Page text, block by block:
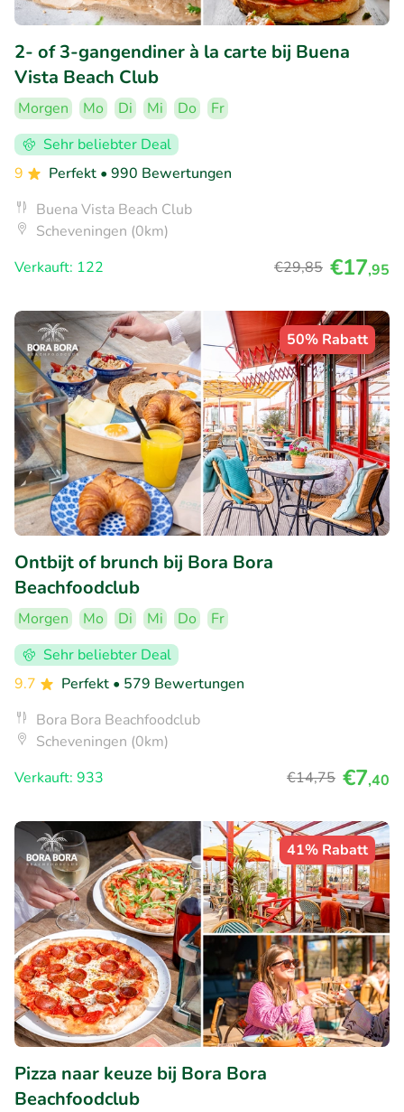
2- of 3-gangendiner à la carte bij Buena
Vista Beach Club
Morgen Mo Di Mi Do
Fr
Sehr beliebter Deal
9
Perfekt • 990 Bewertungen
Buena Vista Beach Club
Scheveningen (0km)
Verkauft: 122
€29,85 €17,95
50% Rabatt
Ontbijt of brunch bij Bora Bora
Beachfoodclub
Morgen Mo Di Mi Do
Fr
Sehr beliebter Deal
9.7
Perfekt • 579 Bewertungen
Bora Bora Beachfoodclub
Scheveningen (0km)
Verkauft: 933
€14,75 €7,40
41% Rabatt
Pizza naar keuze bij Bora Bora
Beachfoodclub